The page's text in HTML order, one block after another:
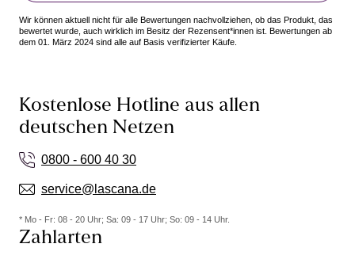
Wir können aktuell nicht für alle Bewertungen nachvollziehen, ob das Produkt, das
bewertet wurde, auch wirklich im Besitz der Rezensent*innen ist. Bewertungen ab
dem 01. März 2024 sind alle auf Basis verifizierter Käufe.
Kostenlose Hotline aus allen
deutschen Netzen
0800 - 600 40 30
service@lascana.de
* Mo - Fr: 08 - 20 Uhr; Sa: 09 - 17 Uhr; So: 09 - 14 Uhr.
Zahlarten